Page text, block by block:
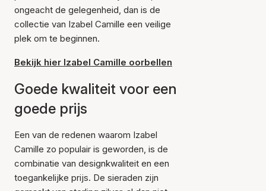
ongeacht de gelegenheid, dan is de
collectie van Izabel Camille een veilige
plek om te beginnen.
Bekijk hier Izabel Camille oorbellen
Goede kwaliteit voor een
goede prijs
Een van de redenen waarom Izabel
Camille zo populair is geworden, is de
combinatie van designkwaliteit en een
toegankelijke prijs. De sieraden zijn